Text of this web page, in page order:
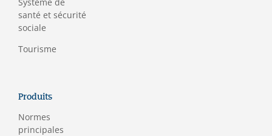
santé et sécurité
sociale
Tourisme
Produits
Normes
principales